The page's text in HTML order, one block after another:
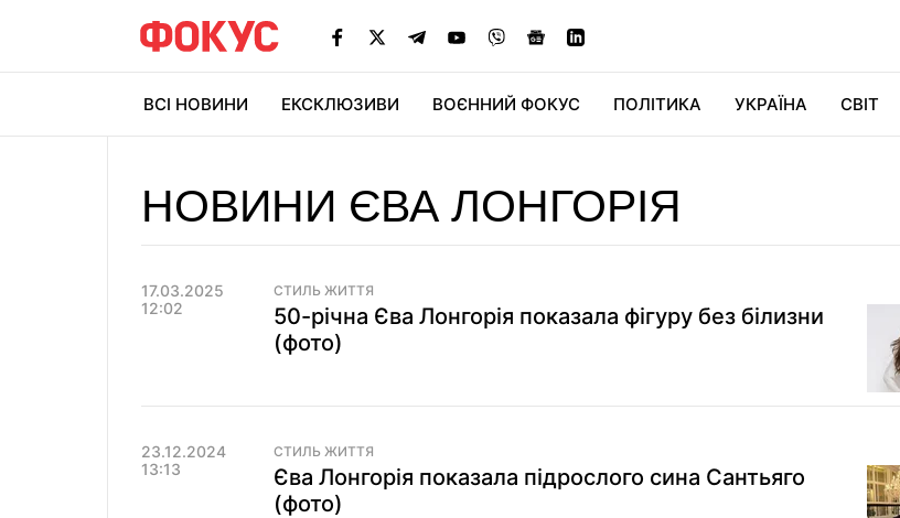
ВСІ НОВИНИ ЕКСКЛЮЗИВИ ВОЄННИЙ ФОКУС ПОЛІТИКА УКРАЇНА СВІТ
НОВИНИ ЄВА ЛОНГОРІЯ
17.03.2025
12:02
СТИЛЬ ЖИТТЯ
50-річна Єва Лонгорія показала фігуру без білизни
(фото)
23.12.2024
13:13
СТИЛЬ ЖИТТЯ
Єва Лонгорія показала підрослого сина Сантьяго
(фото)